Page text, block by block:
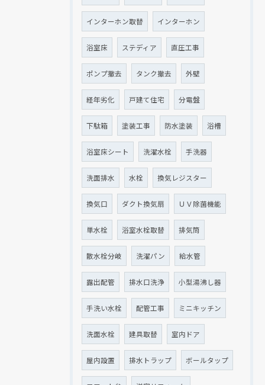
インターホン取替 インターホン
浴室床 ステディア 直圧工事
ポンプ撤去 タンク撤去 外壁
経年劣化 戸建て住宅 分電盤
下駄箱 塗装工事 防水塗装 浴槽
浴室床シート 洗濯水栓 手洗器
洗面排水 水栓 換気レジスター
換気口 ダクト換気扇 ＵＶ除菌機能
単水栓 浴室水栓取替 排気筒
散水栓分岐 洗濯パン 給水管
露出配管 排水口洗浄 小型湯沸し器
手洗い水栓 配管工事 ミニキッチン
洗面水栓 建具取替 室内ドア
屋内設置 排水トラップ ボールタップ